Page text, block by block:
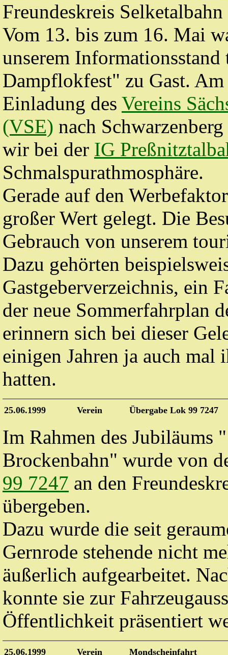
Freundeskreis
Vom 13. bis zum 16. Mai
unserem
Dampflokfest" zu Gast.
Einladung des Vereins
(VSE) nach
wir bei der IG
Schmalspurathmosphäre.
Gerade auf den
großer Wert gelegt. Die
Gebrauch von unserem
Dazu gehörten
Gastgeberverzeichnis, ein
der neue Sommerfahrplan
erinnern sich bei dieser
einigen Jahren ja auch
hatten.
25.06.1999 Verein Übergabe Lok 99 7247
Im Rahmen des Jubiläums
Brockenbahn" wurde von
99 7247 an den
übergeben.
Dazu wurde die seit
Gernrode stehende nicht
äußerlich aufgearbeitet.
konnte sie zur
Öffentlichkeit präsentiert
25.06.1999 Verein Mondscheinfahrt